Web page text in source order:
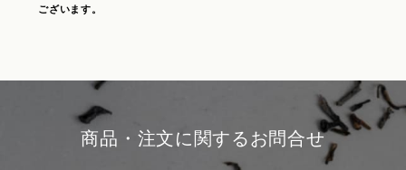
ございます。
商品・注文に関するお問合せ